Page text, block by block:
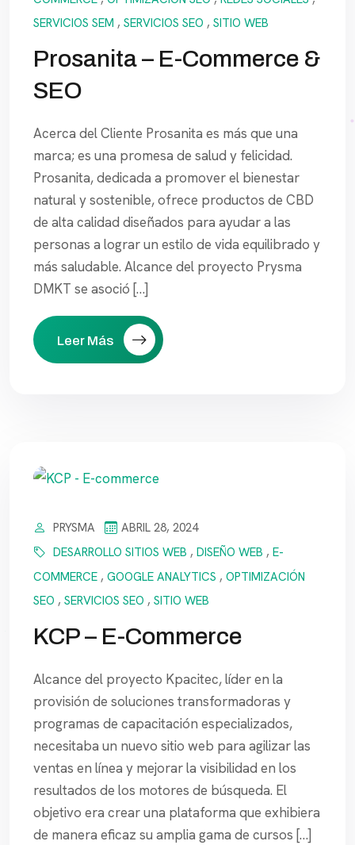
SERVICIOS SEM , SERVICIOS SEO , SITIO WEB
Prosanita – E-Commerce &
SEO
Acerca del Cliente Prosanita es más que una
marca; es una promesa de salud y felicidad.
Prosanita, dedicada a promover el bienestar
natural y sostenible, ofrece productos de CBD
de alta calidad diseñados para ayudar a las
personas a lograr un estilo de vida equilibrado y
más saludable. Alcance del proyecto Prysma
DMKT se asoció […]
Leer Más
PRYSMA
ABRIL 28, 2024
DESARROLLO SITIOS WEB , DISEÑO WEB , E-
COMMERCE , GOOGLE ANALYTICS , OPTIMIZACIÓN
SEO , SERVICIOS SEO , SITIO WEB
KCP – E-Commerce
Alcance del proyecto Kpacitec, líder en la
provisión de soluciones transformadoras y
programas de capacitación especializados,
necesitaba un nuevo sitio web para agilizar las
ventas en línea y mejorar la visibilidad en los
resultados de los motores de búsqueda. El
objetivo era crear una plataforma que exhibiera
de manera eficaz su amplia gama de cursos […]